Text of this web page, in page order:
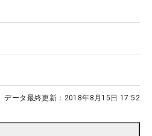
データ最終更新： 2018年8月15日 17:52